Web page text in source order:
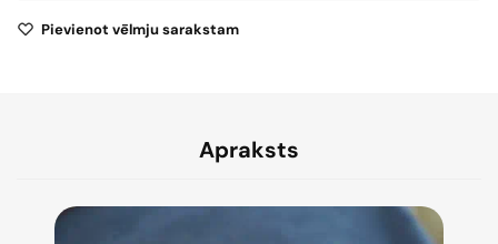
Pievienot vēlmju sarakstam
Apraksts